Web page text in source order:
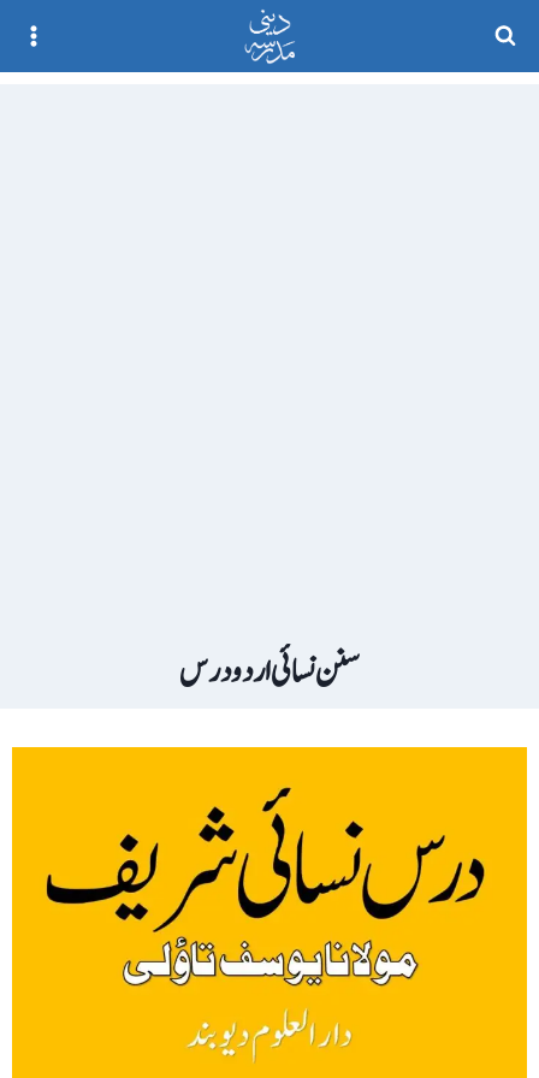
Skip
سنن نسائی اردو درس